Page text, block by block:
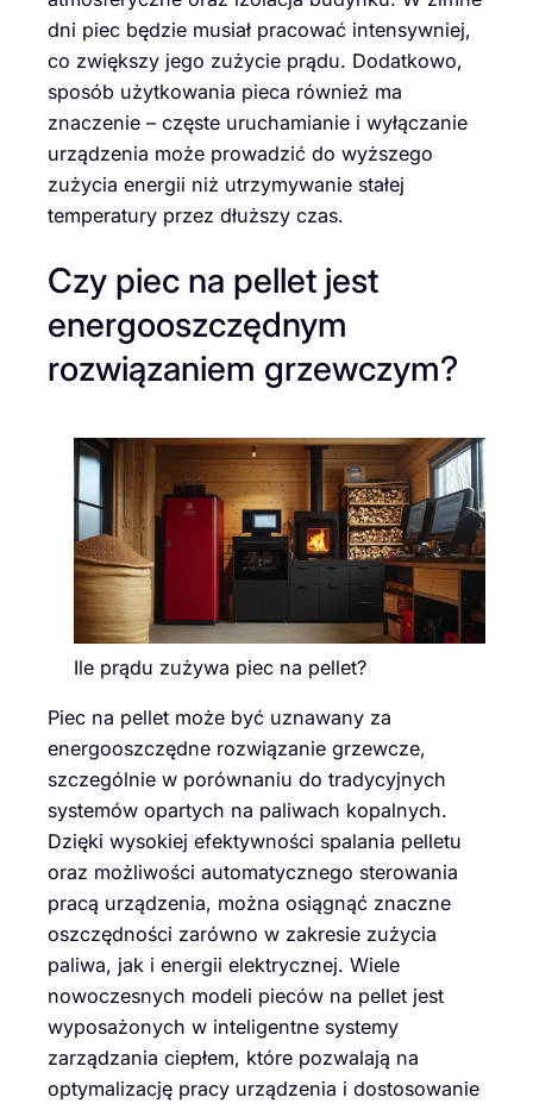
dni piec będzie musiał pracować intensywniej,
co zwiększy jego zużycie prądu. Dodatkowo,
sposób użytkowania pieca również ma
znaczenie – częste uruchamianie i wyłączanie
urządzenia może prowadzić do wyższego
zużycia energii niż utrzymywanie stałej
temperatury przez dłuższy czas.
Czy piec na pellet jest
energooszczędnym
rozwiązaniem grzewczym?
Ile prądu zużywa piec na pellet?
Piec na pellet może być uznawany za
energooszczędne rozwiązanie grzewcze,
szczególnie w porównaniu do tradycyjnych
systemów opartych na paliwach kopalnych.
Dzięki wysokiej efektywności spalania pelletu
oraz możliwości automatycznego sterowania
pracą urządzenia, można osiągnąć znaczne
oszczędności zarówno w zakresie zużycia
paliwa, jak i energii elektrycznej. Wiele
nowoczesnych modeli pieców na pellet jest
wyposażonych w inteligentne systemy
zarządzania ciepłem, które pozwalają na
optymalizację pracy urządzenia i dostosowanie